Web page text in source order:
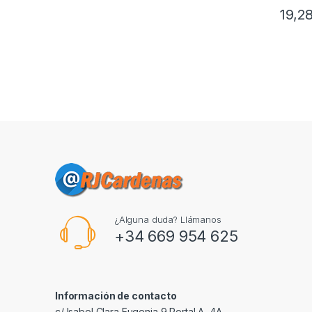
¿Alguna duda? Llámanos
+34 669 954 625
Información de contacto